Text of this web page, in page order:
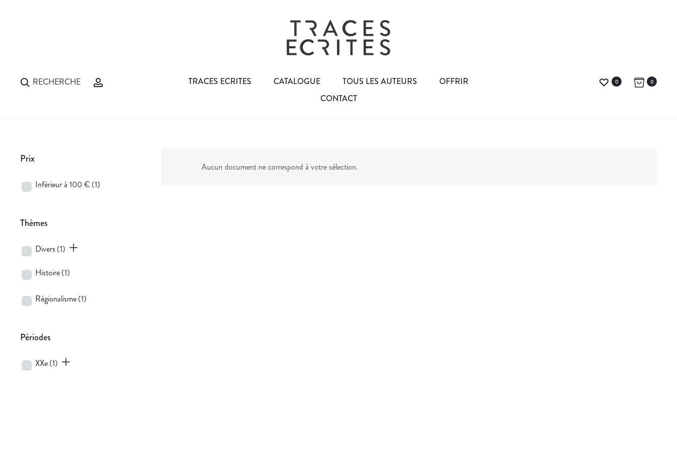
RECHERCHE TRACES ECRITES CATALOGUE TOUS LES AUTEURS
OFFRIR
CONTACT
0 0
Aucun document ne correspond à votre sélection.
Prix
Inférieur à 100 € (1)
Thèmes
Divers (1)
Histoire(1)
Régionalisme(1)
Périodes
XXe(1)